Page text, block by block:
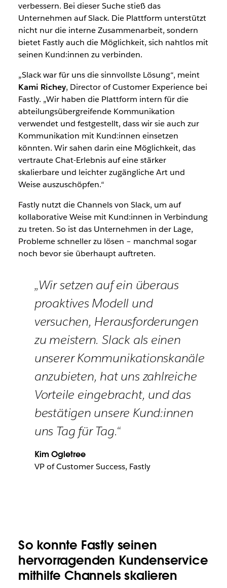
verbessern. Bei dieser Suche stieß das
Unternehmen auf Slack. Die Plattform unterstützt
nicht nur die interne Zusammenarbeit, sondern
bietet Fastly auch die Möglichkeit, sich nahtlos mit
seinen Kund:innen zu verbinden.
„Slack war für uns die sinnvollste Lösung“, meint
Kami Richey, Director of Customer Experience bei
Fastly. „Wir haben die Plattform intern für die
abteilungsübergreifende Kommunikation
verwendet und festgestellt, dass wir sie auch zur
Kommunikation mit Kund:innen einsetzen
könnten. Wir sahen darin eine Möglichkeit, das
vertraute Chat-Erlebnis auf eine stärker
skalierbare und leichter zugängliche Art und
Weise auszuschöpfen.“
Fastly nutzt die Channels von Slack, um auf
kollaborative Weise mit Kund:innen in Verbindung
zu treten. So ist das Unternehmen in der Lage,
Probleme schneller zu lösen – manchmal sogar
noch bevor sie überhaupt auftreten.
„Wir setzen auf ein überaus
proaktives Modell und
versuchen, Herausforderungen
zu meistern. Slack als einen
unserer Kommunikationskanäle
anzubieten, hat uns zahlreiche
Vorteile eingebracht, und das
bestätigen unsere Kund:innen
uns Tag für Tag.“
Kim Ogletree
VP of Customer Success, Fastly
So konnte Fastly seinen
hervorragenden Kundenservice
mithilfe Channels skalieren